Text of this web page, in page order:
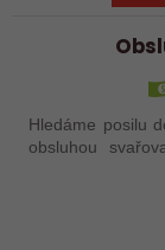
Hledáme posilu
obsluhou